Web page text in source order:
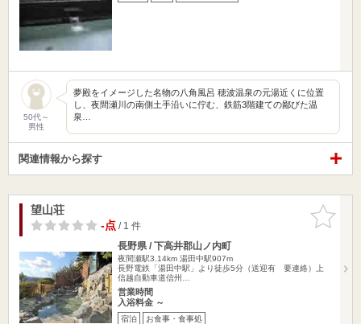
50代～
男性
夢殿をイメージした名物の八角風呂 穂波温泉の元湯近くに位置
し、夜間瀬川の南側土手沿いに佇む、鉄筋3階建ての鄙びた温
泉…
関連情報から探す
お気に入
りに追加
望山荘
-点/ 1 件
長野県 / 下高井郡山ノ内町
夜間瀬駅3.14km 湯田中駅907m
長野電鉄「湯田中駅」より徒歩5分（送迎有 要連絡）上
信越自動車道信州…
営業時間
入浴料金 ～
宿泊 お食事・食事処